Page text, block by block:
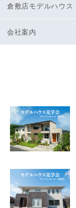
倉敷店モデルハウス
会社案内